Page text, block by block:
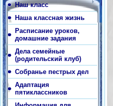
Наш класс
Наша классная жизнь
Расписание уроков,
домашние задания
Дела семейные
(родительский клуб)
Собранье пестрых дел
Адаптация
пятиклассников